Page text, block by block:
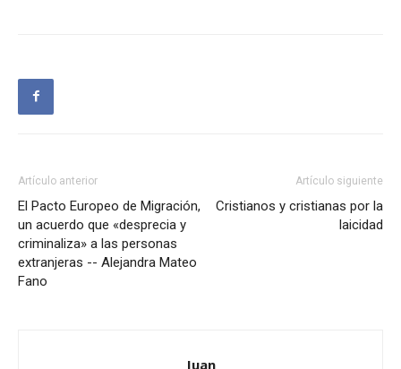
Artículo anterior
El Pacto Europeo de Migración,
un acuerdo que «desprecia y
criminaliza» a las personas
extranjeras -- Alejandra Mateo
Fano
Artículo siguiente
Cristianos y cristianas por la
laicidad
Juan